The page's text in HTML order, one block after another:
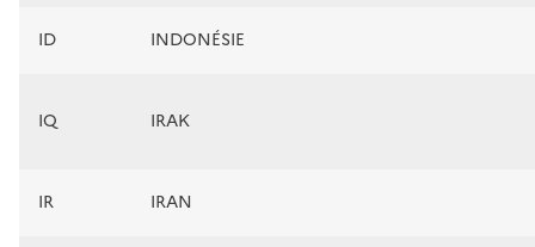
ID INDONÉSIE
IQ IRAK
IR IRAN